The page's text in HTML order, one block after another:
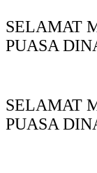
SELAMAT
PUASA
SELAMAT
PUASA